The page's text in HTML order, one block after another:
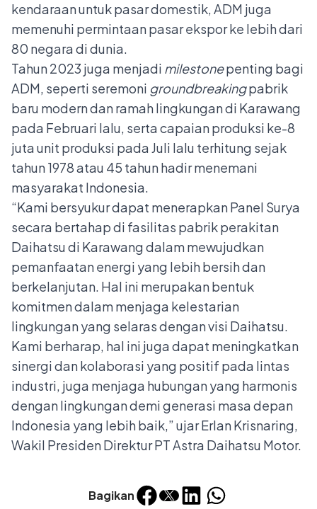
Bagikan
kendaraan untuk pasar domestik, ADM juga
memenuhi permintaan pasar ekspor ke lebih dari
80 negara di dunia.
Tahun 2023 juga menjadi milestonepenting bagi
ADM, seperti seremoni groundbreakingpabrik
baru modern dan ramah lingkungan di Karawang
pada Februari lalu, serta capaian produksi ke-8
juta unit produksi pada Juli lalu terhitung sejak
tahun 1978 atau 45 tahun hadir menemani
masyarakat Indonesia.
“Kami bersyukur dapat menerapkan Panel Surya
secara bertahap di fasilitas pabrik perakitan
Daihatsu di Karawang dalam mewujudkan
pemanfaatan energi yang lebih bersih dan
berkelanjutan. Hal ini merupakan bentuk
komitmen dalam menjaga kelestarian
lingkungan yang selaras dengan visi Daihatsu.
Kami berharap, hal ini juga dapat meningkatkan
sinergi dan kolaborasi yang positif pada lintas
industri, juga menjaga hubungan yang harmonis
dengan lingkungan demi generasi masa depan
Indonesia yang lebih baik,” ujar Erlan Krisnaring,
Wakil Presiden Direktur PT Astra Daihatsu Motor.